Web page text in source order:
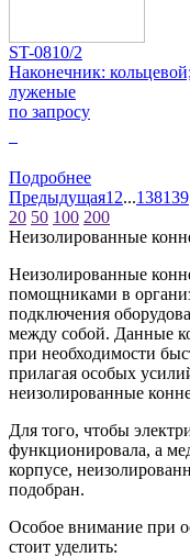
ST-0810/2
Наконечник:
луженые
по запросу
Подробнее
Предыдущая1 2...138139
20 50 100 200
Неизолированные
Неизолированные
помощниками в
подключения
между собой. Данные
при необходимости
прилагая особых
неизолированные
Для того, чтобы
функционировала, а
корпусе,
подобран.
Особое внимание при
стоит уделить: